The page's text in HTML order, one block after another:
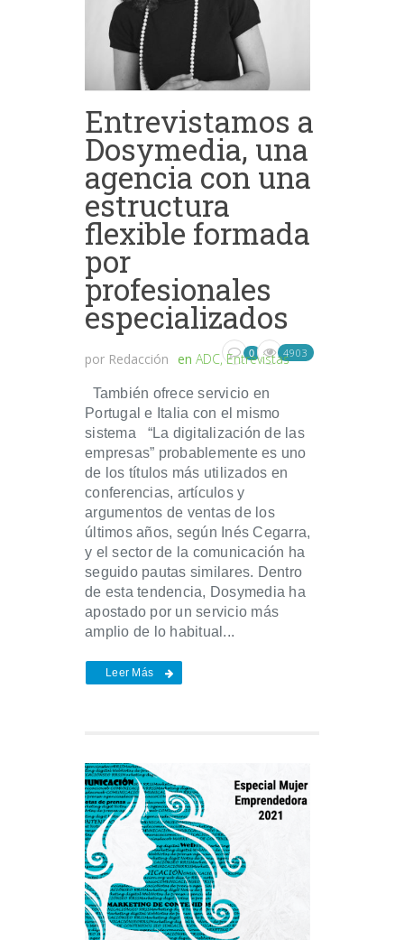
Entrevistamos a
Dosymedia, una
agencia con una
estructura
flexible formada
por
profesionales
especializados
por Redacción en ADC,Entrevistas
0 4903
También ofrece servicio en
Portugal e Italia con el mismo
sistema “La digitalización de las
empresas” probablemente es uno
de los títulos más utilizados en
conferencias, artículos y
argumentos de ventas de los
últimos años, según Inés Cegarra,
y el sector de la comunicación ha
seguido pautas similares. Dentro
de esta tendencia, Dosymedia ha
apostado por un servicio más
amplio de lo habitual...
Leer Más